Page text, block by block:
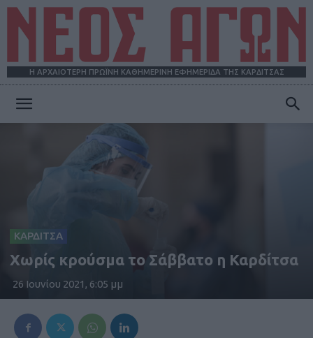
Η ΑΡΧΑΙΟΤΕΡΗ ΠΡΩΪΝΗ ΚΑΘΗΜΕΡΙΝΗ ΕΦΗΜΕΡΙΔΑ ΤΗΣ ΚΑΡΔΙΤΣΑΣ
ΚΑΡΔΙΤΣΑ
Xωρίς κρούσμα το Σάββατο η Καρδίτσα
26 Ιουνίου 2021, 6:05 μμ